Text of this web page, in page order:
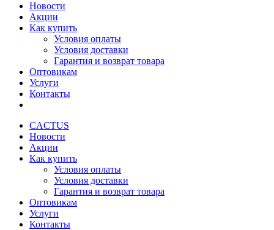
Новости
Акции
Как купить
Условия оплаты
Условия доставки
Гарантия и возврат товара
Оптовикам
Услуги
Контакты
CACTUS
Новости
Акции
Как купить
Условия оплаты
Условия доставки
Гарантия и возврат товара
Оптовикам
Услуги
Контакты